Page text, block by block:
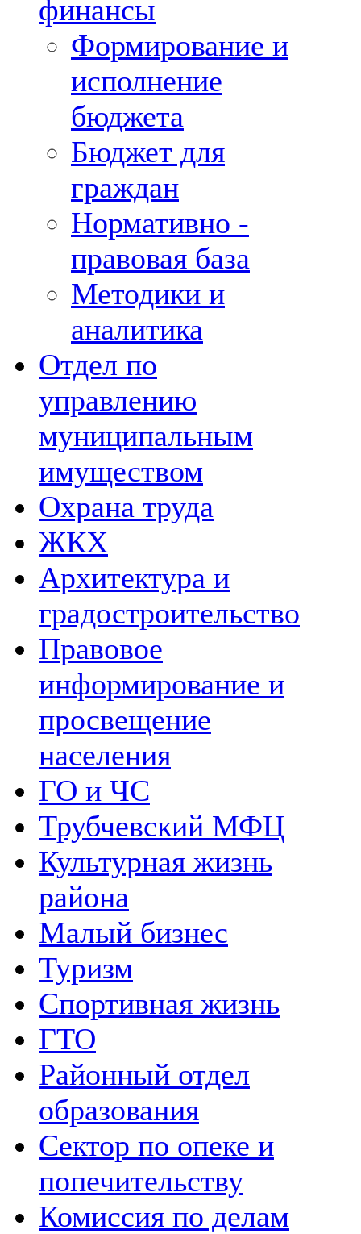
финансы
Формирование и
исполнение
бюджета
Бюджет для
граждан
Нормативно -
правовая база
Методики и
аналитика
Отдел по
управлению
муниципальным
имуществом
Охрана труда
ЖКХ
Архитектура и
градостроительство
Правовое
информирование и
просвещение
населения
ГО и ЧС
Трубчевский МФЦ
Культурная жизнь
района
Малый бизнес
Туризм
Спортивная жизнь
ГТО
Районный отдел
образования
Сектор по опеке и
попечительству
Комиссия по делам